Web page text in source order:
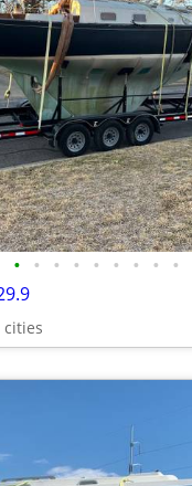
• • • • • • • • •
cities